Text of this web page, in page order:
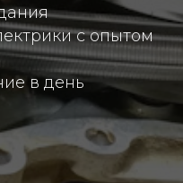
с опытом
в день